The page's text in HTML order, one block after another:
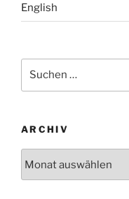
English
nach:
ARCHIV